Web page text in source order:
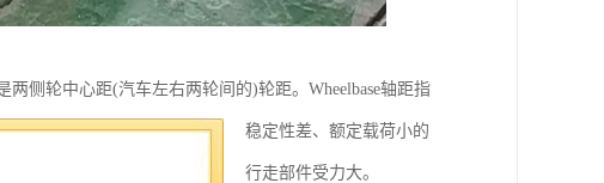
侧轮中心距(汽车左右两轮间的)轮距。Wheelbase轴距指
会造成机械转动所需动力小、稳定性差、额定载荷小的
力，也会造成轮胎磨损过快、行走部件受力大。